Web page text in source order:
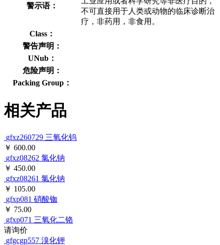
警示语：
不可直接用于人类或动物的临床诊断治
疗，非药用，非食用。
Class：
警告声明：
UNub：
危险声明：
Packing Group：
相关产品
gfxz260729 三氧化钨
￥ 600.00
gfxz08262 氯化钠
￥ 450.00
gfxz08261 氯化钠
￥ 105.00
gfxp081 硝酸铷
￥ 75.00
gfxp071 三氧化二铬
请询价
gfgcgp557 溴化钾